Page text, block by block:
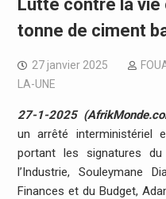
Lutte contre la vie
tonne de ciment
27 janvier 2025
LA-UNE
27-1-2025
un arrêté interministériel
portant les signatures
l’Industrie, Souleymane
Finances et du Budget,